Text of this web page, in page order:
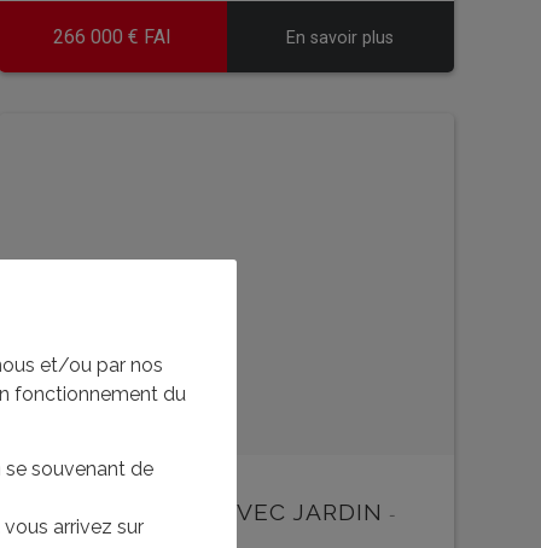
266 000 € FAI En savoir plus
MAISON PIERRE AVEC JARDIN -
et/ou par nos
fonctionnement du
souvenant de
arrivez sur